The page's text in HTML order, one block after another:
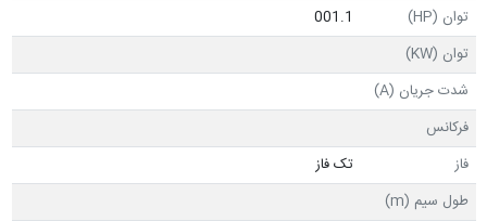
توان (HP)
001.1
توان (KW)
شدت جریان (A)
فرکانس
فاز
تک فاز
طول سیم (m)